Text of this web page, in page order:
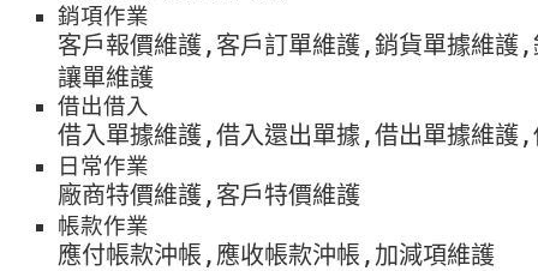
銷項作業
客戶報價維護,客戶訂單維護,銷貨單據維護
讓單維護
借出借入
借入單據維護,借入還出單據,借出單據維護,
日常作業
廠商特價維護,客戶特價維護
帳款作業
應付帳款沖帳,應收帳款沖帳,加減項維護